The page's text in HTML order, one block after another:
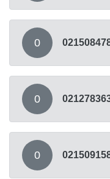
0
0
0